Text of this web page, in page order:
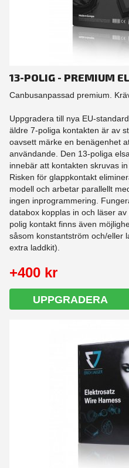
13-POLIG - PREMIUM
Canbusanpassad premium.
Uppgradera till nya EU-
äldre 7-poliga kontakten är av
oavsett märke en benägenhet
användande. Den 13-poliga
innebär att kontakten skruvas
Risken för glappkontakt
modell och arbetar parallellt
ingen inprogrammering.
databox kopplas in och läser
polig kontakt finns även
såsom konstantström och/eller
extra laddkit).
+400 kr
UPPGRADERA